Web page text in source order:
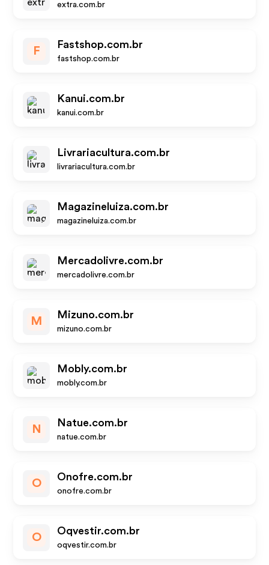
extra.com.br
F
Fastshop.com.br
fastshop.com.br
Kanui.com.br
kanui.com.br
Livrariacultura.com.br
livrariacultura.com.br
Magazineluiza.com.br
magazineluiza.com.br
Mercadolivre.com.br
mercadolivre.com.br
M
Mizuno.com.br
mizuno.com.br
Mobly.com.br
mobly.com.br
N
Natue.com.br
natue.com.br
O
Onofre.com.br
onofre.com.br
O
Oqvestir.com.br
oqvestir.com.br